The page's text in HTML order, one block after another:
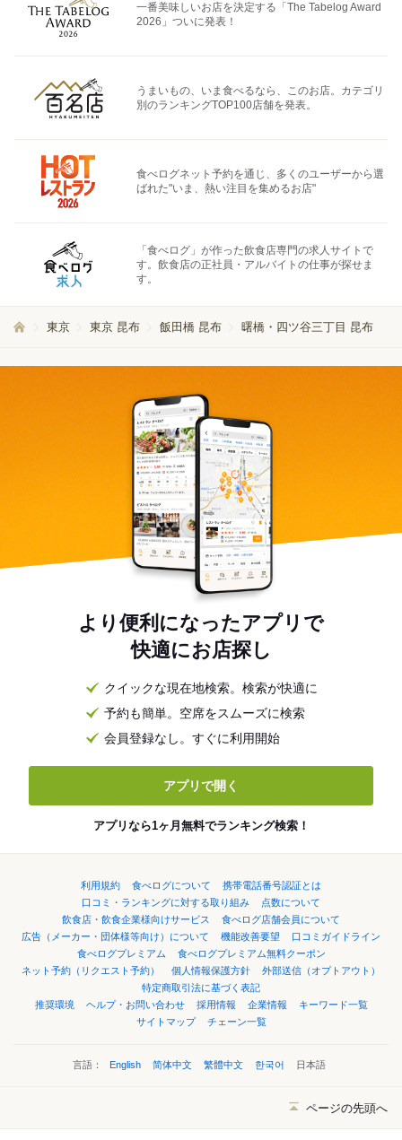
一番美味しいお店を決定する「The Tabelog Award
2026」ついに発表！
うまいもの、いま食べるなら、このお店。カテゴリ
別のランキングTOP100店舗を発表。
食べログネット予約を通じ、多くのユーザーから選
ばれた"いま、熱い注目を集めるお店"
「食べログ」が作った飲食店専門の求人サイトで
す。飲食店の正社員・アルバイトの仕事が探せま
す。
東京 東京 昆布 飯田橋 昆布 曙橋・四ツ谷三丁目 昆布
より便利になったアプリで
快適にお店探し
クイックな現在地検索。検索が快適に
予約も簡単。空席をスムーズに検索
会員登録なし。すぐに利用開始
アプリで開く
アプリなら1ヶ月無料でランキング検索！
利用規約 食べログについて
携帯電話番号認証とは
口コミ・ランキングに対する取り組み
点数について
飲食店・飲食企業様向けサービス
食べログ店舗会員について
広告（メーカー・団体様等向け）について
機能改善要望
口コミガイドライン
食べログプレミアム
食べログプレミアム無料クーポン
ネット予約（リクエスト予約）
個人情報保護方針
外部送信（オプトアウト）
特定商取引法に基づく表記
推奨環境
ヘルプ・お問い合わせ 採用情報 企業情報
キーワード一覧
サイトマップ
チェーン一覧
言語： English 简体中文 繁體中文 한국어 日本語
ページの先頭へ